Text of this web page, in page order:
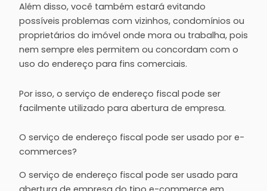
Além disso, você também estará evitando
possíveis problemas com vizinhos, condomínios ou
proprietários do imóvel onde mora ou trabalha, pois
nem sempre eles permitem ou concordam com o
uso do endereço para fins comerciais.
Por isso, o serviço de endereço fiscal pode ser
facilmente utilizado para abertura de empresa.
O serviço de endereço fiscal pode ser usado por e-
commerces?
O serviço de endereço fiscal pode ser usado para